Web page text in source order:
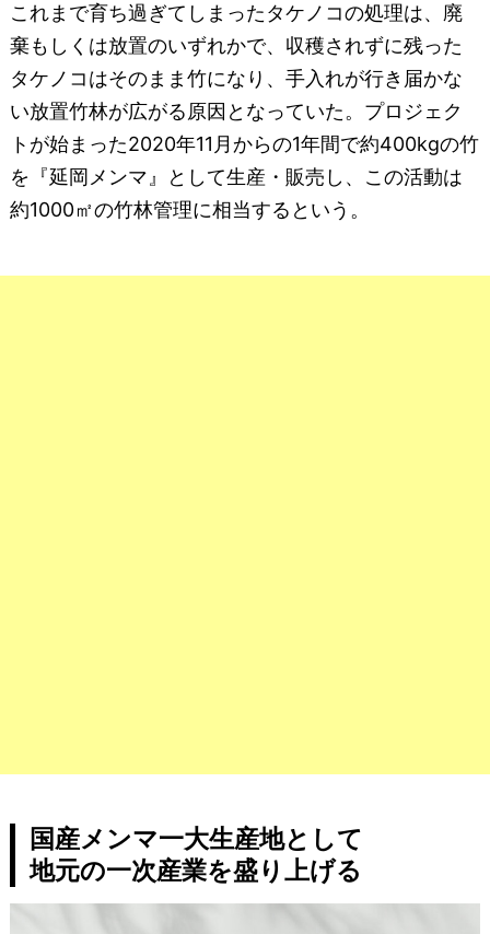
これまで育ち過ぎてしまったタケノコの処理は、廃
棄もしくは放置のいずれかで、収穫されずに残った
タケノコはそのまま竹になり、手入れが行き届かな
い放置竹林が広がる原因となっていた。プロジェク
トが始まった2020年11月からの1年間で約400kgの竹
を『延岡メンマ』として生産・販売し、この活動は
約1000㎡の竹林管理に相当するという。
国産メンマ一大生産地として
地元の一次産業を盛り上げる